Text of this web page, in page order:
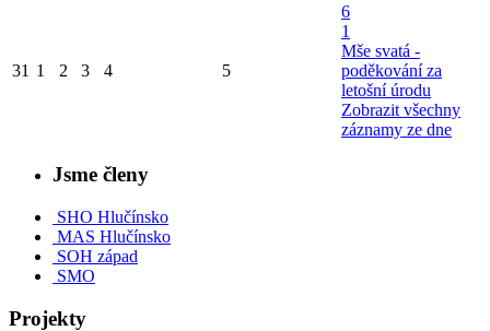
31 1 2 3 4 5
6
1
Mše svatá -
poděkování za
letošní úrodu
Zobrazit všechny
záznamy ze dne
Jsme členy
SHO Hlučínsko
MAS Hlučínsko
SOH západ
SMO
Projekty